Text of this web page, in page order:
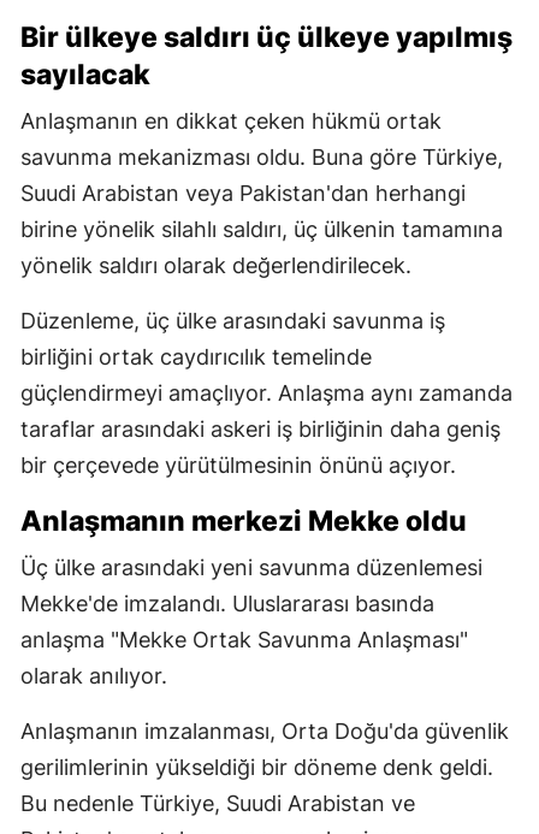
Bir ülkeye saldırı üç ülkeye yapılmış
sayılacak
Anlaşmanın en dikkat çeken hükmü ortak
savunma mekanizması oldu. Buna göre Türkiye,
Suudi Arabistan veya Pakistan'dan herhangi
birine yönelik silahlı saldırı, üç ülkenin tamamına
yönelik saldırı olarak değerlendirilecek.
Düzenleme, üç ülke arasındaki savunma iş
birliğini ortak caydırıcılık temelinde
güçlendirmeyi amaçlıyor. Anlaşma aynı zamanda
taraflar arasındaki askeri iş birliğinin daha geniş
bir çerçevede yürütülmesinin önünü açıyor.
Anlaşmanın merkezi Mekke oldu
Üç ülke arasındaki yeni savunma düzenlemesi
Mekke'de imzalandı. Uluslararası basında
anlaşma "Mekke Ortak Savunma Anlaşması"
olarak anılıyor.
Anlaşmanın imzalanması, Orta Doğu'da güvenlik
gerilimlerinin yükseldiği bir döneme denk geldi.
Bu nedenle Türkiye, Suudi Arabistan ve